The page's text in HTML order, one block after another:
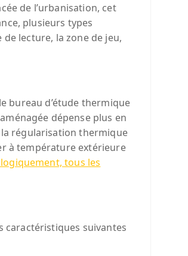
de l’urbanisation, cet
plusieurs types
de lecture, la zone de jeu,
bureau d’étude thermique
dépense plus en
régularisation thermique
à température extérieure
tous les
caractéristiques suivantes